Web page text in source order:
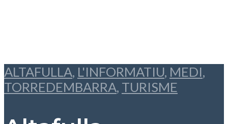
ALTAFULLA, L'INFORMATIU, MEDI,
TORREDEMBARRA, TURISME